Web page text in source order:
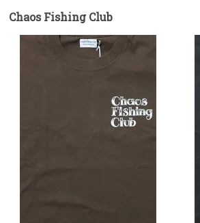
Chaos Fishing Club